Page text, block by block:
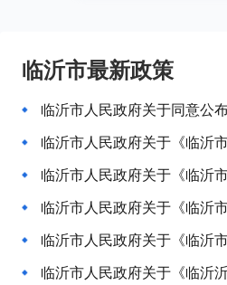
临沂市最新政策
临沂市人民政府关于同意公